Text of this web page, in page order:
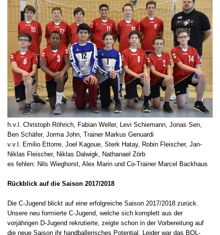
h.v.l. Christoph Röhrich, Fabian Weller, Levi Schiemann, Jonas Sen,
Ben Schäfer, Jorma John, Trainer Markus Genuardi
v.v.l. Emilio Ettorre, Joel Kagoue, Sterk Hatay, Robin Fleischer, Jan-
Niklas Fleischer, Niklas Dalwigk, Nathanael Zörb
es fehlen: Nils Wieghorst, Alex Marin und Co-Trainer Marcel Backhaus
Rückblick auf die Saison 2017/2018
Die C-Jugend blickt auf eine erfolgreiche Saison 2017/2018 zurück.
Unsere neu formierte C-Jugend, welche sich komplett aus der
vorjährigen D-Jugend rekrutierte, zeigte schon in der Vorbereitung auf
die neue Saison ihr handballerisches Potential. Leider war das BOL-